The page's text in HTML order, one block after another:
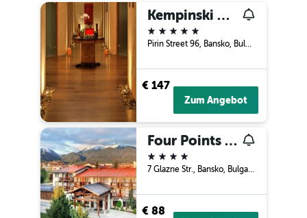
Kempinski Hotel Grand Arena Bansko
5 Sterne
Pirin Street 96, Bansko, Bulgarien
€ 147
Zum Angebot
Four Points by Sheraton Bansko
4 Sterne
7 Glazne Str., Bansko, Bulgarien
€ 88